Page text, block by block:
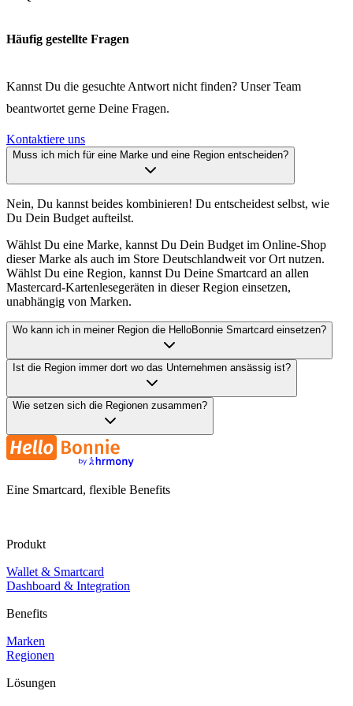
Häufig gestellte Fragen
Kannst Du die gesuchte Antwort nicht finden? Unser Team
beantwortet gerne Deine Fragen.
Kontaktiere uns
Muss ich mich für eine Marke und eine Region entscheiden?
Nein, Du kannst beides kombinieren! Du entscheidest selbst, wie
Du Dein Budget aufteilst.
Wählst Du eine Marke, kannst Du Dein Budget im Online-Shop
dieser Marke als auch im Store Deutschlandweit vor Ort nutzen.
Wählst Du eine Region, kannst Du Deine Smartcard an allen
Mastercard-Kartenlesegeräten in dieser Region einsetzen,
unabhängig von Marken.
Wo kann ich in meiner Region die HelloBonnie Smartcard einsetzen?
Ist die Region immer dort wo das Unternehmen ansässig ist?
Wie setzen sich die Regionen zusammen?
Eine Smartcard, flexible Benefits
Produkt
Wallet & Smartcard
Dashboard & Integration
Benefits
Marken
Regionen
Lösungen